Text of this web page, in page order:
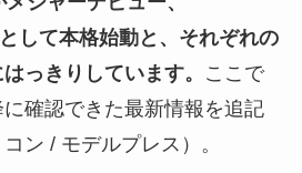
して本格始動と、それぞれの
っきりしています。
ここで
確認できた最新情報を追記
ン / モデルプレス）。